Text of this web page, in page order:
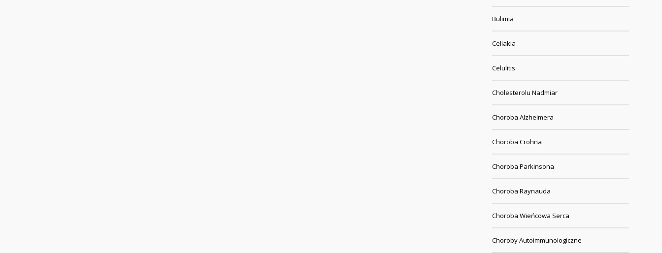
Bulimia
Celiakia
Celulitis
Cholesterolu Nadmiar
Choroba Alzheimera
Choroba Crohna
Choroba Parkinsona
Choroba Raynauda
Choroba Wieńcowa Serca
Choroby Autoimmunologiczne